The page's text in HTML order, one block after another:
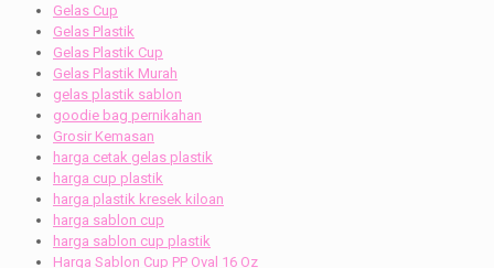
Gelas Cup
Gelas Plastik
Gelas Plastik Cup
Gelas Plastik Murah
gelas plastik sablon
goodie bag pernikahan
Grosir Kemasan
harga cetak gelas plastik
harga cup plastik
harga plastik kresek kiloan
harga sablon cup
harga sablon cup plastik
Harga Sablon Cup PP Oval 16 Oz